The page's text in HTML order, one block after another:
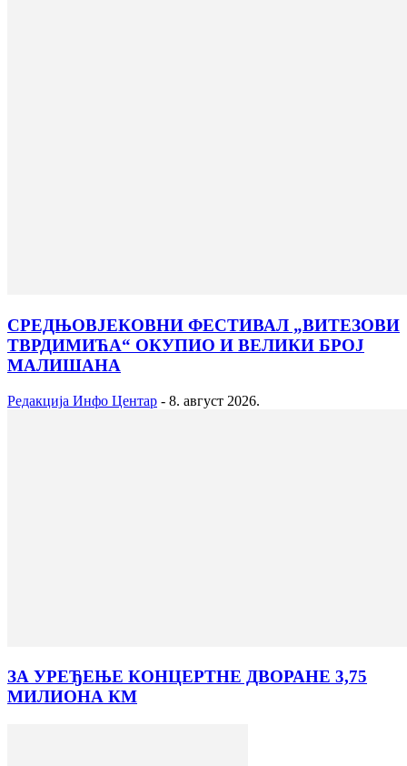
СРЕДЊОВЈЕКОВНИ ФЕСТИВАЛ „ВИТЕЗОВИ
ТВРДИМИЋА“ ОКУПИО И ВЕЛИКИ БРОЈ
МАЛИШАНА
Редакција Инфо Центар - 8. август 2026.
ЗА УРЕЂЕЊЕ КОНЦЕРТНЕ ДВОРАНЕ 3,75
МИЛИОНА КМ